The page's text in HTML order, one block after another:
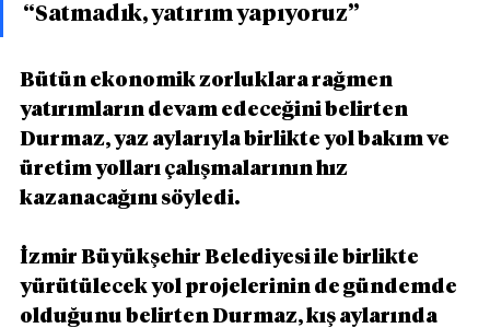
“Satmadık, yatırım yapıyoruz”
Bütün ekonomik zorluklara rağmen
yatırımların devam edeceğini belirten
Durmaz, yaz aylarıyla birlikte yol bakım ve
üretim yolları çalışmalarının hız
kazanacağını söyledi.
İzmir Büyükşehir Belediyesi ile birlikte
yürütülecek yol projelerinin de gündemde
olduğunu belirten Durmaz, kış aylarında